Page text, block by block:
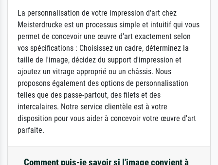
La personnalisation de votre impression d'art chez
Meisterdrucke est un processus simple et intuitif qui vous
permet de concevoir une œuvre d'art exactement selon
vos spécifications : Choisissez un cadre, déterminez la
taille de l'image, décidez du support d'impression et
ajoutez un vitrage approprié ou un châssis. Nous
proposons également des options de personnalisation
telles que des passe-partout, des filets et des
intercalaires. Notre service clientèle est à votre
disposition pour vous aider à concevoir votre œuvre d'art
parfaite.
Comment puis-je savoir si l'image convient à